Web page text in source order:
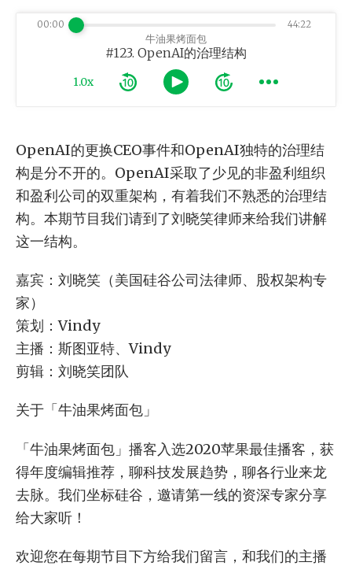
牛油果烤面包
#123. OpenAI的治理结构
1.0x
00:00 44:22
OpenAI的更换CEO事件和OpenAI独特的治理结
构是分不开的。OpenAI采取了少见的非盈利组织
和盈利公司的双重架构，有着我们不熟悉的治理结
构。本期节目我们请到了刘晓笑律师来给我们讲解
这一结构。
嘉宾：刘晓笑（美国硅谷公司法律师、股权架构专
家）
策划：Vindy
主播：斯图亚特、Vindy
剪辑：刘晓笑团队
关于「牛油果烤面包」
「牛油果烤面包」播客入选2020苹果最佳播客，获
得年度编辑推荐，聊科技发展趋势，聊各行业来龙
去脉。我们坐标硅谷，邀请第一线的资深专家分享
给大家听！
欢迎您在每期节目下方给我们留言，和我们的主播